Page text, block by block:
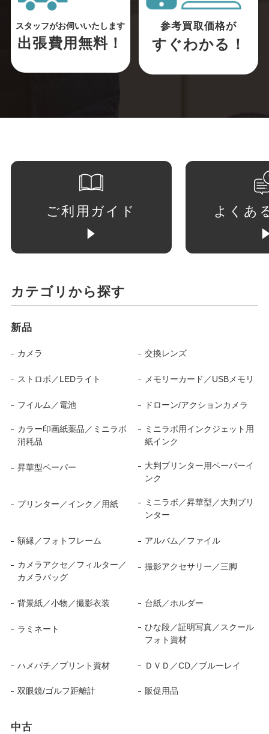
スタッフがお伺いいたします
出張費用無料！
参考買取価格が
すぐわかる！
ご利用ガイド よくあ
カテゴリから探す
新品
カメラ 交換レンズ
ストロボ／LEDライト メモリーカード／USBメモリ
フイルム／電池 ドローン/アクションカメラ
カラー印画紙薬品／ミニラボ
消耗品
ミニラボ用インクジェット用
紙インク
昇華型ペーパー
大判プリンター用ペーパーイ
ンク
プリンター／インク／用紙
ミニラボ／昇華型／大判プリ
ンター
額縁／フォトフレーム アルバム／ファイル
カメラアクセ／フィルター／
カメラバッグ
撮影アクセサリー／三脚
背景紙／小物／撮影衣装 台紙／ホルダー
ラミネート
ひな段／証明写真／スクール
フォト資材
ハメパチ／プリント資材 ＤＶＤ／CD／ブルーレイ
双眼鏡/ゴルフ距離計 販促用品
中古